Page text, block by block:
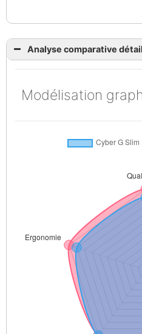
Analyse comparative
Modélisation